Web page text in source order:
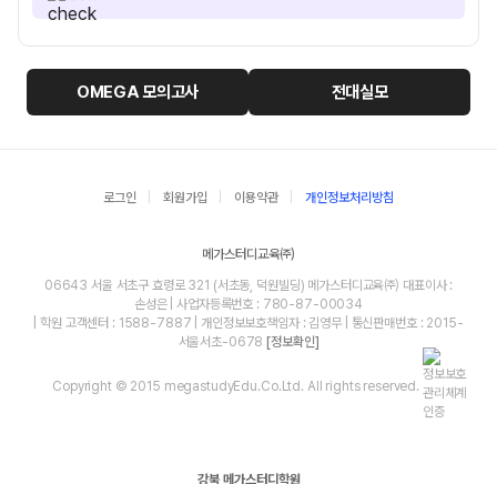
OMEGA모의고사 전대실모
로그인 회원가입 이용약관 개인정보처리방침
메가스터디교육㈜
06643 서울 서초구 효령로 321 (서초동, 덕원빌딩) 메가스터디교육㈜ 대표이사 :
손성은 | 사업자등록번호 : 780-87-00034
| 학원 고객센터 : 1588-7887 | 개인정보보호책임자 : 김영무 | 통신판매번호 : 2015-
서울서초-0678 [정보확인]
Copyright © 2015 megastudyEdu.Co.Ltd. All rights reserved.
강북 메가스터디학원